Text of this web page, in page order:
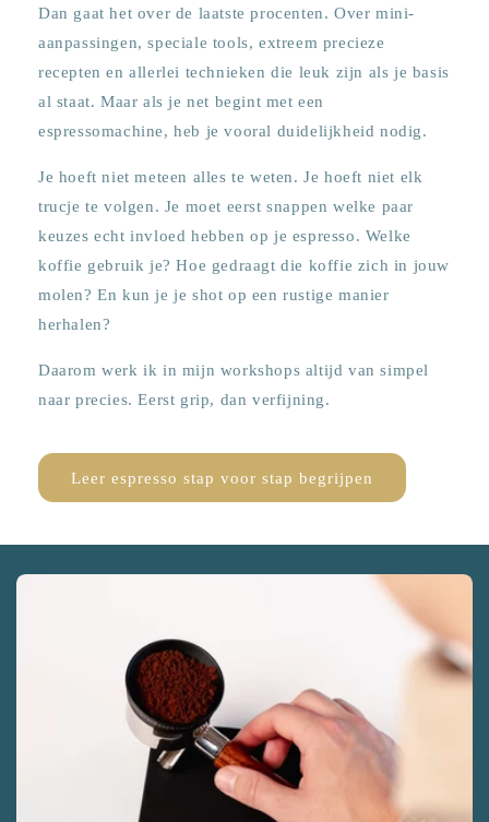
Dan gaat het over de laatste procenten. Over mini-
aanpassingen, speciale tools, extreem precieze
recepten en allerlei technieken die leuk zijn als je basis
al staat. Maar als je net begint met een
espressomachine, heb je vooral duidelijkheid nodig.
Je hoeft niet meteen alles te weten. Je hoeft niet elk
trucje te volgen. Je moet eerst snappen welke paar
keuzes echt invloed hebben op je espresso. Welke
koffie gebruik je? Hoe gedraagt die koffie zich in jouw
molen? En kun je je shot op een rustige manier
herhalen?
Daarom werk ik in mijn workshops altijd van simpel
naar precies. Eerst grip, dan verfijning.
Leer espresso stap voor stap begrijpen